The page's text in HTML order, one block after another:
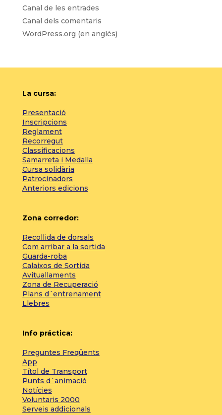
Canal de les entrades
Canal dels comentaris
WordPress.org (en anglès)
La cursa:
Presentació
Inscripcions
Reglament
Recorregut
Classificacions
Samarreta i Medalla
Cursa solidària
Patrocinadors
Anteriors edicions
Zona corredor:
Recollida de dorsals
Com arribar a la sortida
Guarda-roba
Calaixos de Sortida
Avituallaments
Zona de Recuperació
Plans d´entrenament
Llebres
Info práctica:
Preguntes Freqüents
App
Títol de Transport
Punts d´animació
Notícies
Voluntaris 2000
Serveis addicionals